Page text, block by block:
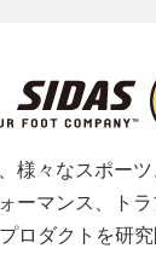
様々なスポー
ーマンス、ト
ロダクトを研究